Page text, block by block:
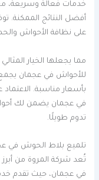
خدمات فعالة وسريعة،
أفضل النتائج الممكنة.
على نظافة الأحواش
مما يجعلها الخيار
للأحواش في عجمان يجمع
بأسعار مناسبة.
في عجمان يضمن لك
تدوم طويلًا.
تلميع بلاط الحوش في
تُعد شركة المروة من
في عجمان، حيث تقدم